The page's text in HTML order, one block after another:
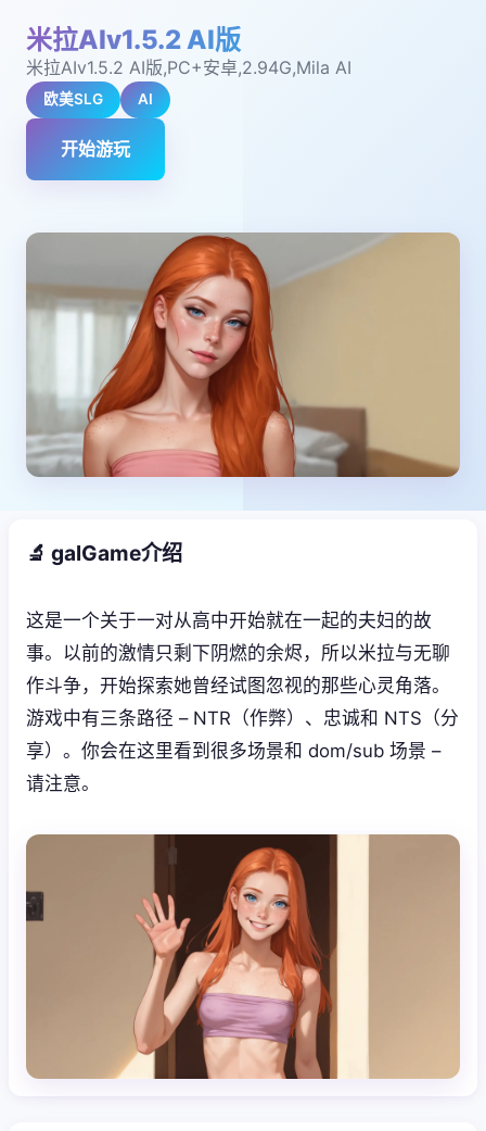
米拉AIv1.5.2 AI版
米拉AIv1.5.2 AI版,PC+安卓,2.94G,Mila AI
欧美SLG AI
开始游玩
🔬 galGame介绍
这是一个关于一对从高中开始就在一起的夫妇的故
事。以前的激情只剩下阴燃的余烬，所以米拉与无聊
作斗争，开始探索她曾经试图忽视的那些心灵角落。
游戏中有三条路径 – NTR（作弊）、忠诚和 NTS（分
享）。你会在这里看到很多场景和 dom/sub 场景 –
请注意。